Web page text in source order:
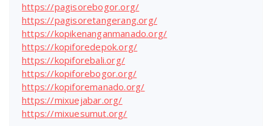
https://pagisorebogor.org/
https://pagisoretangerang.org/
https://kopikenanganmanado.org/
https://kopiforedepok.org/
https://kopiforebali.org/
https://kopiforebogor.org/
https://kopiforemanado.org/
https://mixuejabar.org/
https://mixuesumut.org/